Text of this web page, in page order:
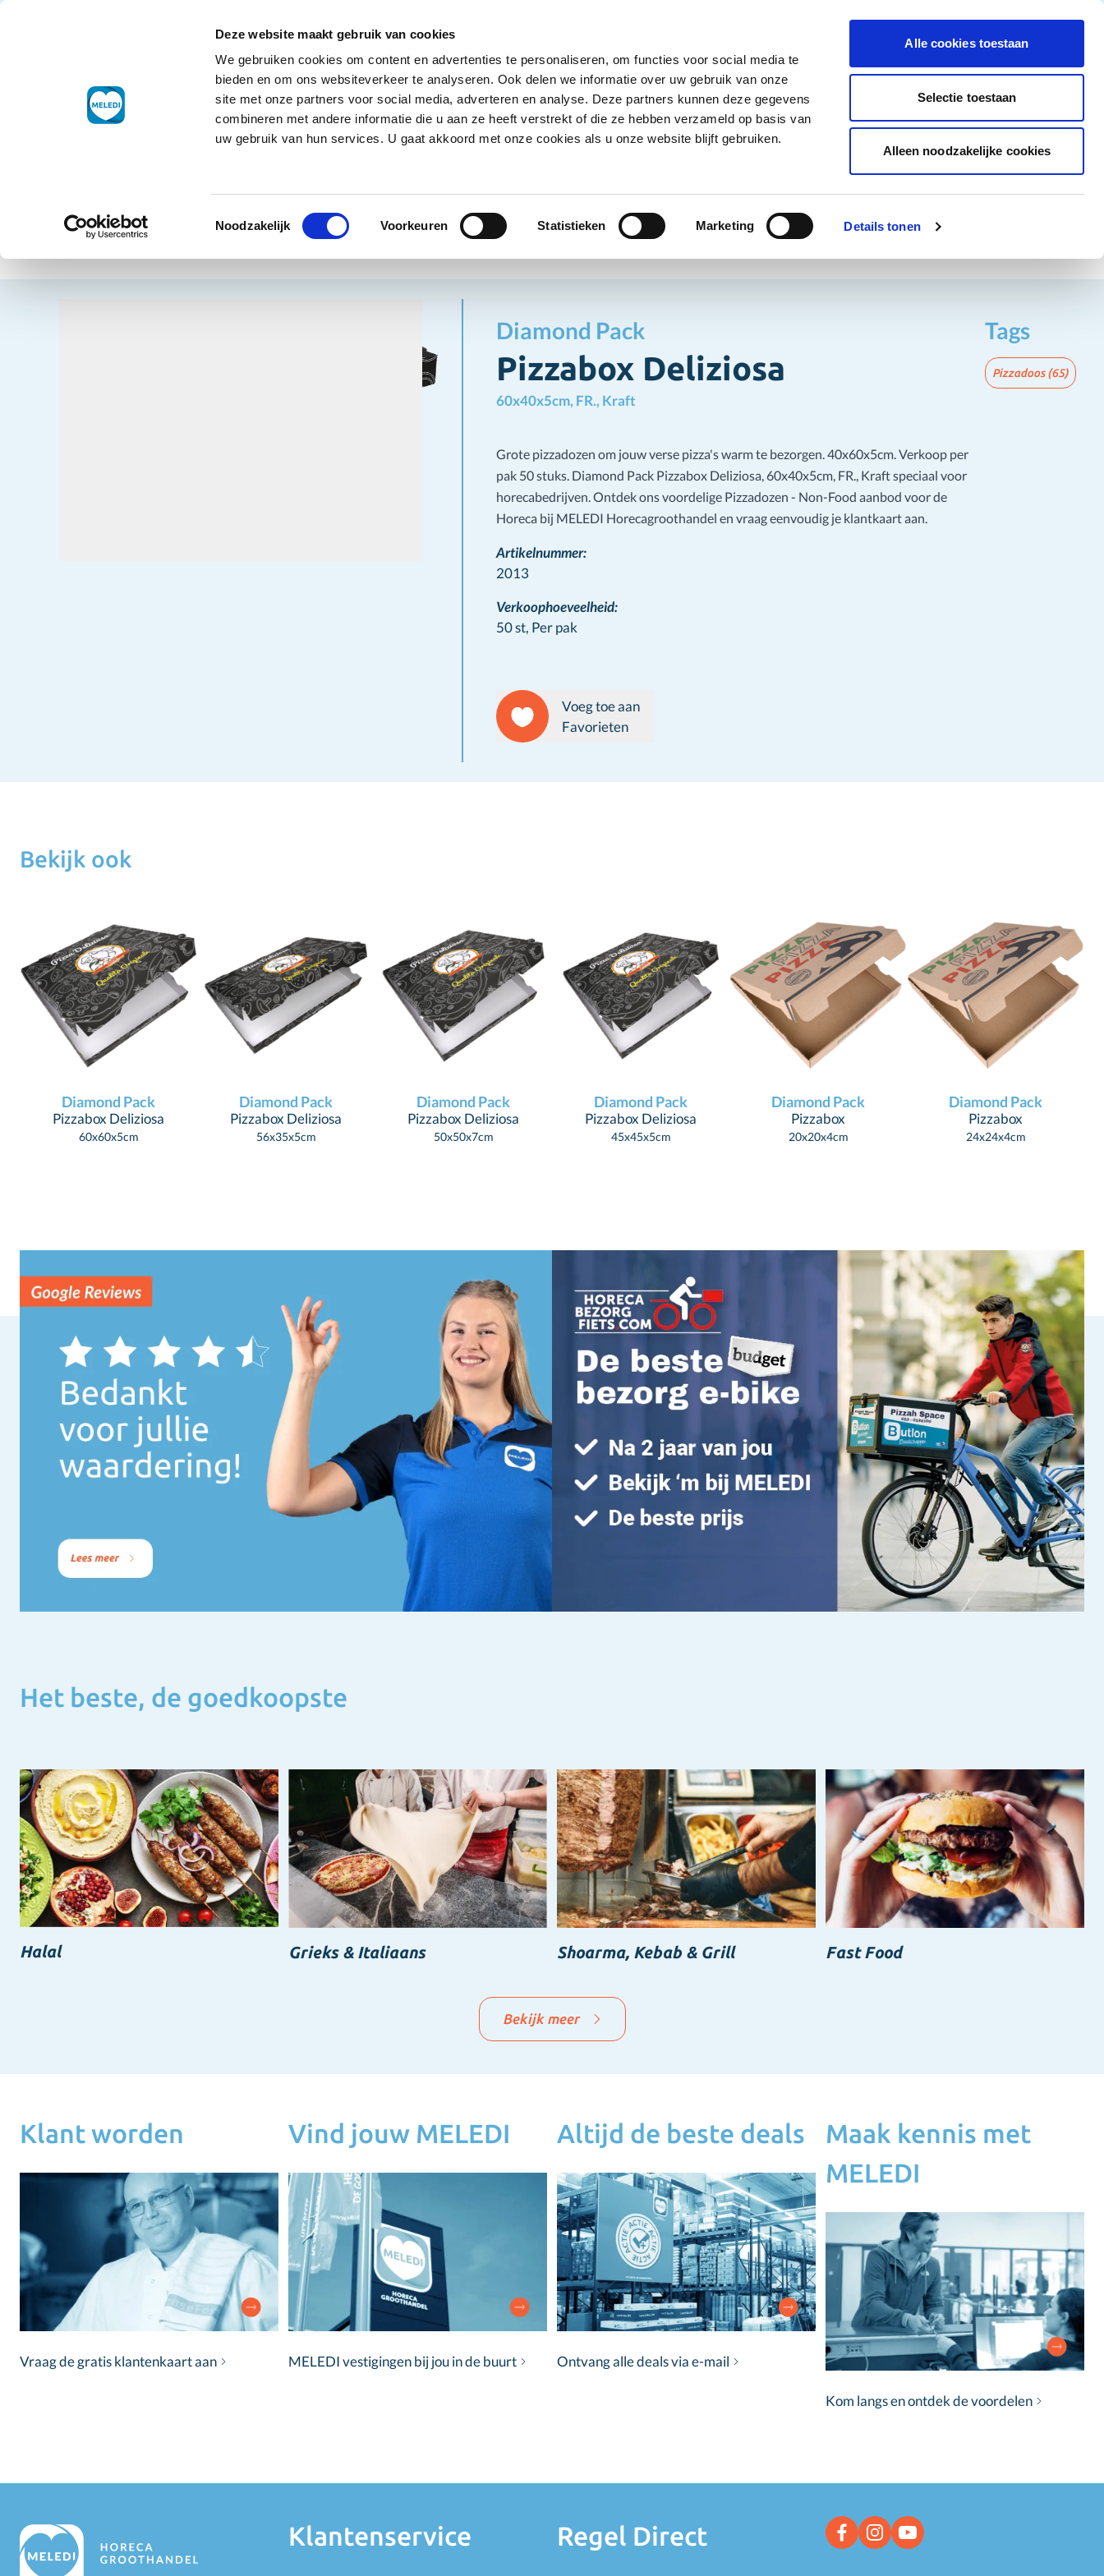
Deze website maakt gebruik van cookies
We gebruiken cookies om content en advertenties te personaliseren, om functies voor social media te
bieden en om ons websiteverkeer te analyseren. Ook delen we informatie over uw gebruik van onze
site met onze partners voor social media, adverteren en analyse. Deze partners kunnen deze gegevens
combineren met andere informatie die u aan ze heeft verstrekt of die ze hebben verzameld op basis van
uw gebruik van hun services. U gaat akkoord met onze cookies als u onze website blijft gebruiken.
Toestemmingsselectie
Noodzakelijk Voorkeuren Statistieken Marketing Details tonen
Alle cookies toestaan
Selectie toestaan
Alleen noodzakelijke cookies
Ga naar de inhoud
Droogwaren
Show submenu for Droogwaren category
Koelproducten
Show submenu for Koelproducten category
Diepvriesproducten
Show submenu for Diepvriesproducten category
Dranken
Show submenu for Dranken category
Non-Food
Alle deals
Word klant
Terug naar overzicht
Home Non-Food Pizzadozen Pizzabox Deliziosa
Pizzadozen
Diamond Pack
Pizzabox Deliziosa
60x40x5cm, FR., Kraft
Grote pizzadozen om jouw verse pizza's warm te bezorgen. 40x60x5cm. Verkoop per
pak 50 stuks. Diamond Pack Pizzabox Deliziosa, 60x40x5cm, FR., Kraft speciaal voor
horecabedrijven. Ontdek ons voordelige Pizzadozen - Non-Food aanbod voor de
Horeca bij MELEDI Horecagroothandel en vraag eenvoudig je klantkaart aan.
Artikelnummer:
2013
Verkoophoeveelheid:
50 st, Per pak
Voeg toe aan
Favorieten
Tags
Pizzadoos(65)
Bekijk ook
Diamond Pack
Pizzabox Deliziosa
60x60x5cm
Diamond Pack
Pizzabox Deliziosa
56x35x5cm
Diamond Pack
Pizzabox Deliziosa
50x50x7cm
Diamond Pack
Pizzabox Deliziosa
45x45x5cm
Diamond Pack
Pizzabox
20x20x4cm
Diamond Pack
Pizzabox
24x24x4cm
Het beste, de goedkoopste
Halal Grieks & Italiaans Shoarma, Kebab & Grill Fast Food
Bekijk meer
Klant worden
Vraag de gratis klantenkaart aan
Vind jouw MELEDI
MELEDI vestigingen bij jou in de buurt
Altijd de beste deals
Ontvang alle deals via e-mail
Maak kennis met
MELEDI
Kom langs en ontdek de voordelen
Klantenservice Regel Direct